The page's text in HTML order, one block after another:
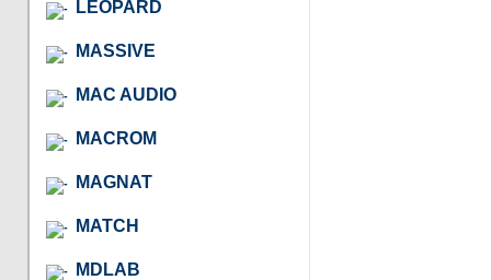
LEOPARD
MASSIVE
MAC AUDIO
MACROM
MAGNAT
MATCH
MDLAB